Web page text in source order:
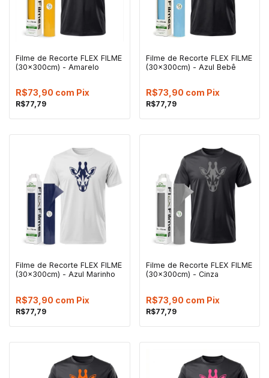
Filme de Recorte FLEX FILME
(30x300cm) - Amarelo
R$77,79
R$73,90 com Pix
Filme de Recorte FLEX FILME
(30x300cm) - Azul Bebê
R$77,79
R$73,90 com Pix
Filme de Recorte FLEX FILME
(30x300cm) - Azul Marinho
R$77,79
R$73,90 com Pix
Filme de Recorte FLEX FILME
(30x300cm) - Cinza
R$77,79
R$73,90 com Pix